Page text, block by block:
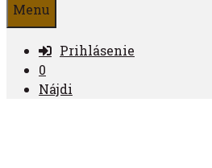
Menu
Prihlásenie
0
Nájdi